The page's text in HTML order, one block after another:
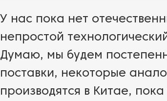
У нас пока нет
непростой
Думаю, мы будем
поставки, некоторые
производятся в Китае, пока